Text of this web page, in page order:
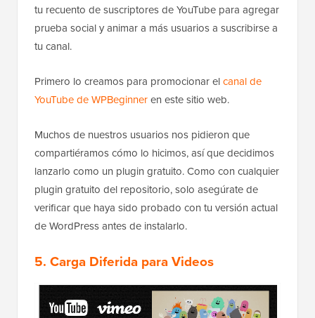
tu recuento de suscriptores de YouTube para agregar
prueba social y animar a más usuarios a suscribirse a
tu canal.
Primero lo creamos para promocionar elcanal de
YouTube de WPBeginneren este sitio web.
Muchos de nuestros usuarios nos pidieron que
compartiéramos cómo lo hicimos, así que decidimos
lanzarlo como un plugin gratuito. Como con cualquier
plugin gratuito del repositorio, solo asegúrate de
verificar que haya sido probado con tu versión actual
de WordPress antes de instalarlo.
5. Carga Diferida para Videos